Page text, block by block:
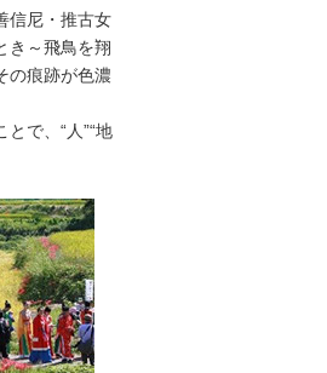
信尼・推古女
き～飛鳥を翔
の痕跡が色濃
で、“人”“地